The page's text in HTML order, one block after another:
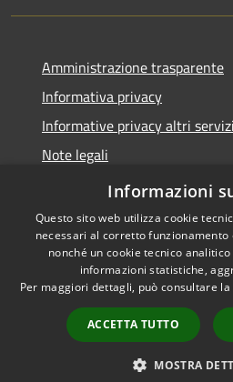
Amministrazione trasparente
Informativa privacy
Informative privacy altri servizi
Note legali
Dichiarazione di accessibilità
Accessibilità
Informazioni
Questo sito web utilizza cookie
necessari al corretto funzionamento
nonché un cookie tecnico
informazioni statistiche,
Per maggiori dettagli, può consultare
ACCETTA TUTTO
MOSTRA